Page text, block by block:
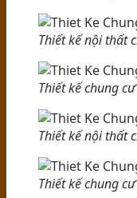
Thiết kế nội thất
Thiết kế chung
Thiết kế nội thất
Thiết kế chung